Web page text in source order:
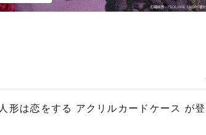
形は恋をする アクリルカードケース が登